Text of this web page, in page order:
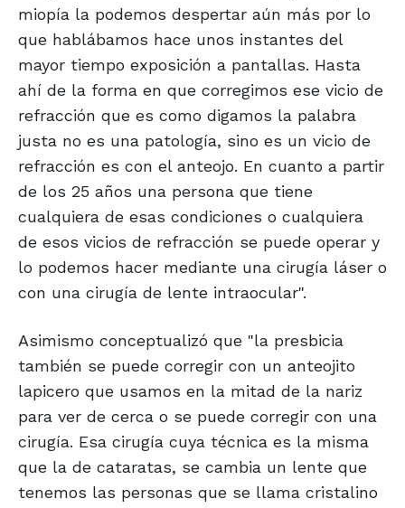
miopía la podemos despertar aún más por lo
que hablábamos hace unos instantes del
mayor tiempo exposición a pantallas. Hasta
ahí de la forma en que corregimos ese vicio de
refracción que es como digamos la palabra
justa no es una patología, sino es un vicio de
refracción es con el anteojo. En cuanto a partir
de los 25 años una persona que tiene
cualquiera de esas condiciones o cualquiera
de esos vicios de refracción se puede operar y
lo podemos hacer mediante una cirugía láser o
con una cirugía de lente intraocular".
Asimismo conceptualizó que "la presbicia
también se puede corregir con un anteojito
lapicero que usamos en la mitad de la nariz
para ver de cerca o se puede corregir con una
cirugía. Esa cirugía cuya técnica es la misma
que la de cataratas, se cambia un lente que
tenemos las personas que se llama cristalino